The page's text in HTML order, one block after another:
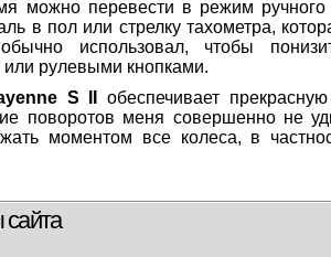
можно перевести в режим
в пол или стрелку тахометра,
использовал, чтобы
или рулевыми кнопками.
S
обеспечивает
поворотов меня совершенно не
моментом все колеса, в